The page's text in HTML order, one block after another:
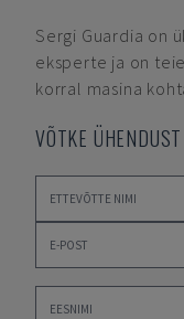
Sergi Guardia on
eksperte ja on
korral masina
VÕTKE ÜHENDUST